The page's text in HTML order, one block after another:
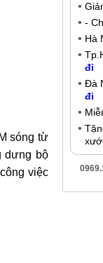
sóng từ
dưng bộ
việc
-
Hà
đi
Đà
đi